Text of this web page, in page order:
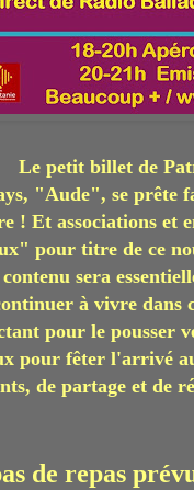
Le petit billet de
"Aude", se
! Et associations et
pour titre de ce
sera
à vivre dans
pour le pousser
pour fêter l'arrivé
de partage et de
de repas